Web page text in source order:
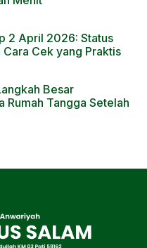
2 April 2026: Status
Cek yang Praktis
Besar
Rumah Tangga Setelah